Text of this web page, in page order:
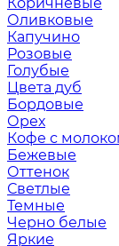
Оливковые
Капучино
Розовые
Голубые
Цвета дуб
Бордовые
Орех
Кофе с
Бежевые
Оттенок
Светлые
Темные
Черно белые
Яркие